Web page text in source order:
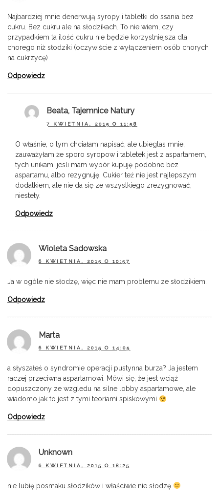
Najbardziej mnie denerwują syropy i tabletki do ssania bez
cukru. Bez cukru ale na słodzikach. To nie wiem, czy
przypadkiem ta ilość cukru nie będzie korzystniejsza dla
chorego niż słodziki (oczywiście z wyłączeniem osób chorych
na cukrzycę)
Odpowiedz
Beata, Tajemnice Natury
7 KWIETNIA, 2015 O 11:58
O właśnie, o tym chciałam napisać, ale ubieglas mnie,
zauważyłam że sporo syropow i tabletek jest z aspartamem,
tych unikam, jesli mam wybór kupuję podobne bez
aspartamu, albo rezygnuję. Cukier też nie jest najlepszym
dodatkiem, ale nie da się ze wszystkiego zrezygnować,
niestety.
Odpowiedz
Wioleta Sadowska
6 KWIETNIA, 2015 O 10:57
Ja w ogóle nie słodzę, więc nie mam problemu ze słodzikiem.
Odpowiedz
Marta
6 KWIETNIA, 2015 O 14:05
a słyszałeś o syndromie operacji pustynna burza? Ja jestem
raczej przeciwna aspartamowi. Mówi się, że jest wciąż
dopuszczony ze wzgledu na silne lobby aspartamowe, ale
wiadomo jak to jest z tymi teoriami spiskowymi
Odpowiedz
Unknown
6 KWIETNIA, 2015 O 18:25
nie lubię posmaku słodzików i właściwie nie słodzę